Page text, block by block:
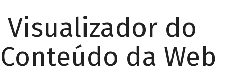
Visualizador do
Conteúdo da Web